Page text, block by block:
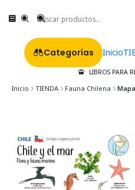
Categorías Inicio
LIBROS PARA
Inicio TIENDA Fauna Chilena